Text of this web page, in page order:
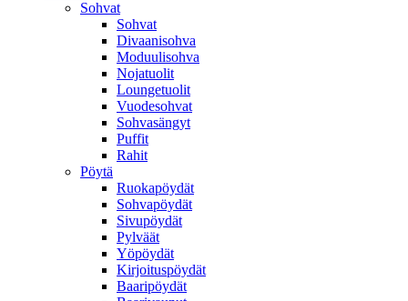
Sohvat
Sohvat
Divaanisohva
Moduulisohva
Nojatuolit
Loungetuolit
Vuodesohvat
Sohvasängyt
Puffit
Rahit
Pöytä
Ruokapöydät
Sohvapöydät
Sivupöydät
Pylväät
Yöpöydät
Kirjoituspöydät
Baaripöydät